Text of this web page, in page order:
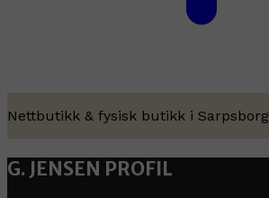
Nettbutikk & fysisk butikk i Sarpsborg
G. JENSEN PROFIL